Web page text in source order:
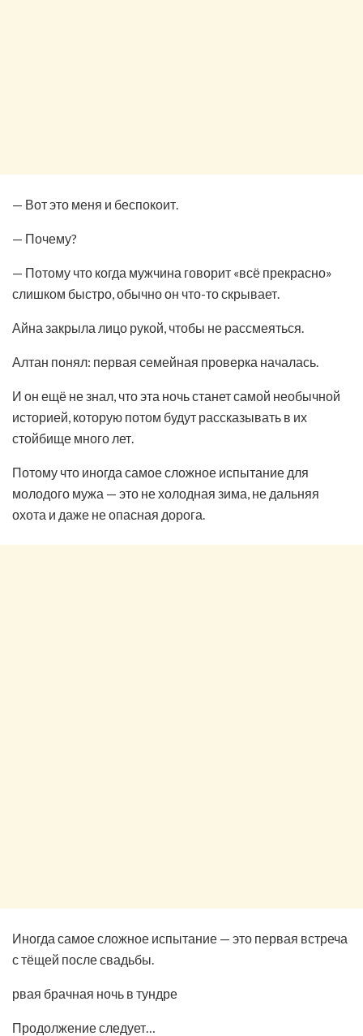
— Вот это меня и беспокоит.
— Почему?
— Потому что когда мужчина говорит «всё прекрасно»
слишком быстро, обычно он что-то скрывает.
Айна закрыла лицо рукой, чтобы не рассмеяться.
Алтан понял: первая семейная проверка началась.
И он ещё не знал, что эта ночь станет самой необычной
историей, которую потом будут рассказывать в их
стойбище много лет.
Потому что иногда самое сложное испытание для
молодого мужа — это не холодная зима, не дальняя
охота и даже не опасная дорога.
Иногда самое сложное испытание — это первая встреча
с тёщей после свадьбы.
рвая брачная ночь в тундре
Продолжение следует…